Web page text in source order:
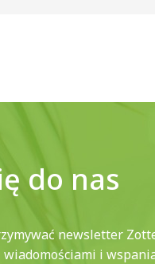
do nas
newsletter
i